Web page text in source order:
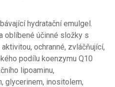
hydratační emulgel.
oblíbené účinné složky s
ochranné, zvláčňující,
podílu koenzymu Q10
lipoaminu,
glycerinem, inositolem,